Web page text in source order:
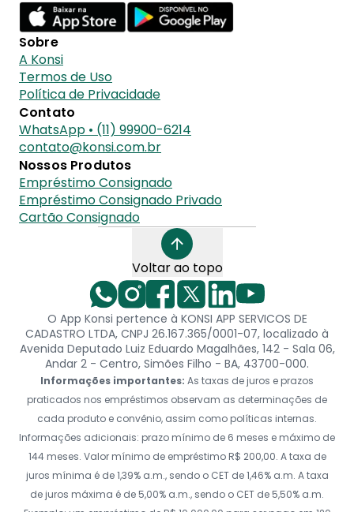
Sobre
A Konsi
Termos de Uso
Política de Privacidade
Contato
WhatsApp • (11) 99900-6214
contato@konsi.com.br
Nossos Produtos
Empréstimo Consignado
Empréstimo Consignado Privado
Cartão Consignado
Voltar ao topo
O App Konsi pertence à KONSI APP SERVICOS DE
CADASTRO LTDA, CNPJ 26.167.365/0001-07, localizado à
Avenida Deputado Luiz Eduardo Magalhães, 142 - Sala 06,
Andar 2 - Centro, Simões Filho - BA, 43700-000.
Informações importantes: As taxas de juros e prazos
praticados nos empréstimos observam as determinações de
cada produto e convênio, assim como políticas internas.
Informações adicionais: prazo mínimo de 6 meses e máximo de
144 meses. Valor mínimo de empréstimo R$ 200,00. A taxa de
juros mínima é de 1,39% a.m., sendo o CET de 1,46% a.m. A taxa
de juros máxima é de 5,00% a.m., sendo o CET de 5,50% a.m.